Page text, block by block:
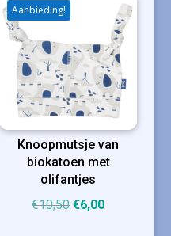
Aanbieding!
Knoopmutsje van
biokatoen met
olifantjes
€10,50Oorspronkelijke
€6,00Huidige